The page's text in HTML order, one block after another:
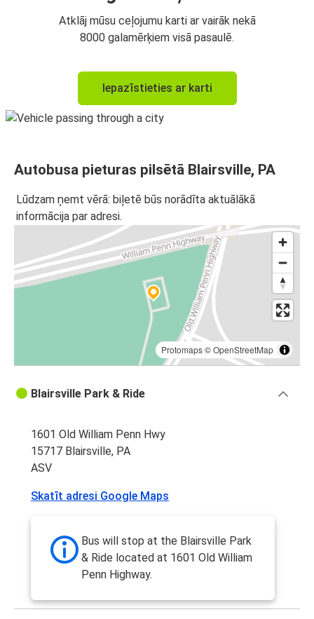
Atklāj mūsu ceļojumu karti ar vairāk nekā
8000 galamērķiem visā pasaulē.
Iepazīstieties ar karti
Autobusa pieturas pilsētā Blairsville, PA
Lūdzam ņemt vērā: biļetē būs norādīta aktuālākā
informācija par adresi.
Protomaps©OpenStreetMap
Blairsville Park & Ride
1601 Old William Penn Hwy
15717 Blairsville, PA
ASV
Skatīt adresi Google Maps
Bus will stop at the Blairsville Park
& Ride located at 1601 Old William
Penn Highway.